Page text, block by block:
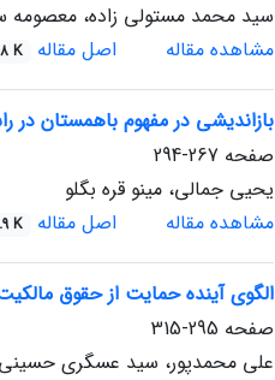
سید محمد مستولی زاده، معصومه
مشاهده مقاله
اصل مقاله K
بازاندیشی در مفهوم باهمستان
صفحه 267-294
یحیی جمالی، مینو قره بگلو
مشاهده مقاله
اصل مقاله K
الگوی آینده حمایت از حقوق
صفحه 295-315
علی محمدپور، سید عسگری